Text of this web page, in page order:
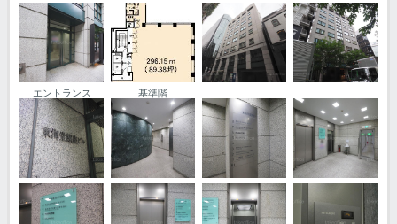
エントランス 基準階